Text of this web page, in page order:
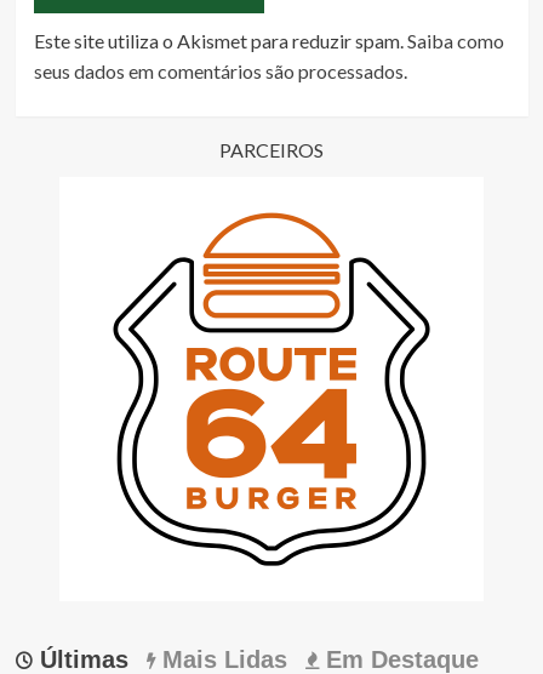
Este site utiliza o Akismet para reduzir spam. Saiba como
seus dados em comentários são processados
PARCEIROS
Últimas Mais Lidas Em Destaque